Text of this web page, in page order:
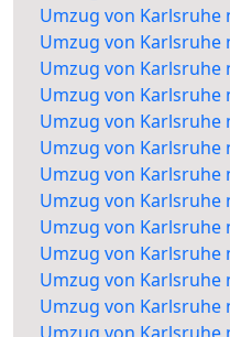
Umzug von Karlsruhe
Umzug von Karlsruhe
Umzug von Karlsruhe
Umzug von Karlsruhe
Umzug von Karlsruhe
Umzug von Karlsruhe
Umzug von Karlsruhe
Umzug von Karlsruhe
Umzug von Karlsruhe
Umzug von Karlsruhe
Umzug von Karlsruhe
Umzug von Karlsruhe